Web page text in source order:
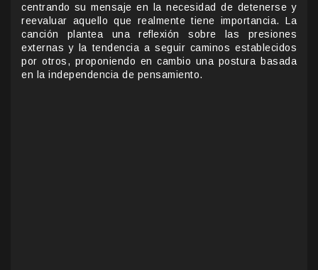
centrando su mensaje en la necesidad de detenerse y
reevaluar aquello que realmente tiene importancia. La
canción plantea una reflexión sobre las presiones
externas y la tendencia a seguir caminos establecidos
por otros, proponiendo en cambio una postura basada
en la independencia de pensamiento.